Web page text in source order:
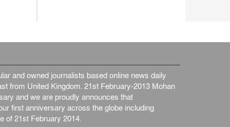
and owned journalists based online news daily
from United Kingdom. 21st February-2013 Mohan
and we are proudly announces that
first anniversary across the globe including
of 21st February 2014.